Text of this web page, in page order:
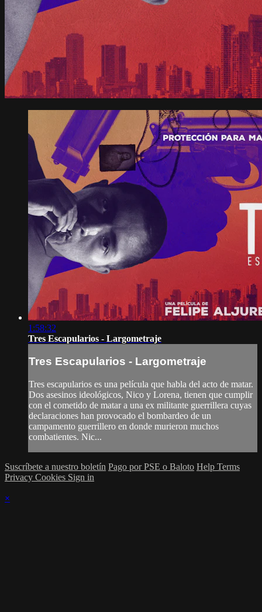
1:58:32
Tres Escapularios - Largometraje
Tres Escapularios - Largometraje
Tres escapularios es una película que habla del acto de matar.
Dos asesinos ideológicos, Nico y Lorena, tienen que cumplir
con el cometido de matar a una ex militante guerrillera cuyas
declaraciones han provocado el bombardeo de un
campamento guerrillero en donde murieron muchos
combatientes. Nic...
Suscríbete a nuestro boletín Pago por PSE o Baloto Help Terms
Privacy Cookies Sign in
×